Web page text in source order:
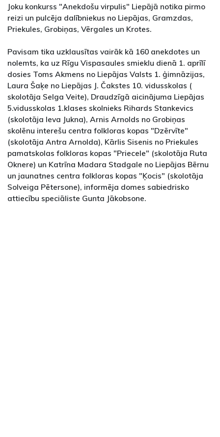
Joku konkurss "Anekdošu virpulis" Liepājā notika pirmo
reizi un pulcēja dalībniekus no Liepājas, Gramzdas,
Priekules, Grobiņas, Vērgales un Krotes.
Pavisam tika uzklausītas vairāk kā 160 anekdotes un
nolemts, ka uz Rīgu Vispasaules smieklu dienā 1. aprīlī
dosies Toms Akmens no Liepājas Valsts 1. ģimnāzijas,
Laura Šaķe no Liepājas J. Čakstes 10. vidusskolas (
skolotāja Selga Veite), Draudzīgā aicinājuma Liepājas
5.vidusskolas 1.klases skolnieks Rihards Stankevics
(skolotāja Ieva Jukna), Arnis Arnolds no Grobiņas
skolēnu interešu centra folkloras kopas "Dzērvīte"
(skolotāja Antra Arnolda), Kārlis Sisenis no Priekules
pamatskolas folkloras kopas "Priecele" (skolotāja Ruta
Oknere) un Katrīna Madara Stadgale no Liepājas Bērnu
un jaunatnes centra folkloras kopas "Ķocis" (skolotāja
Solveiga Pētersone), informēja domes sabiedrisko
attiecību speciāliste Gunta Jākobsone.